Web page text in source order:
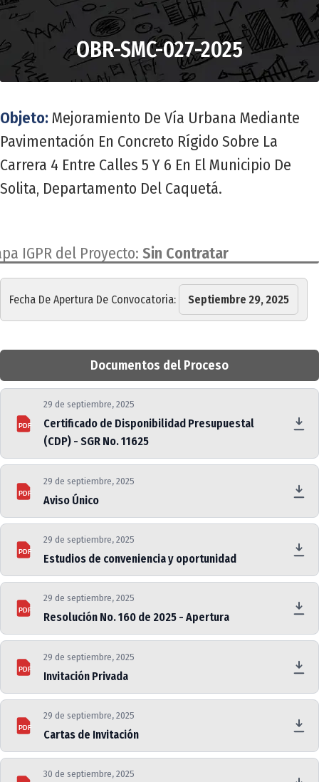
OBR-SMC-027-2025
Objeto: Mejoramiento De Vía Urbana Mediante
Pavimentación En Concreto Rígido Sobre La
Carrera 4 Entre Calles 5 Y 6 En El Municipio De
Solita, Departamento Del Caquetá.
IGPR del Proyecto: Sin Contratar
Fecha De Apertura De Convocatoria: Septiembre 29, 2025
Documentos del Proceso
PDF
29 de septiembre, 2025
Certificado de Disponibilidad Presupuestal
(CDP) - SGR No. 11625
PDF
29 de septiembre, 2025
Aviso Único
PDF
29 de septiembre, 2025
Estudios de conveniencia y oportunidad
PDF
29 de septiembre, 2025
Resolución No. 160 de 2025 - Apertura
PDF
29 de septiembre, 2025
Invitación Privada
PDF
29 de septiembre, 2025
Cartas de Invitación
30 de septiembre, 2025